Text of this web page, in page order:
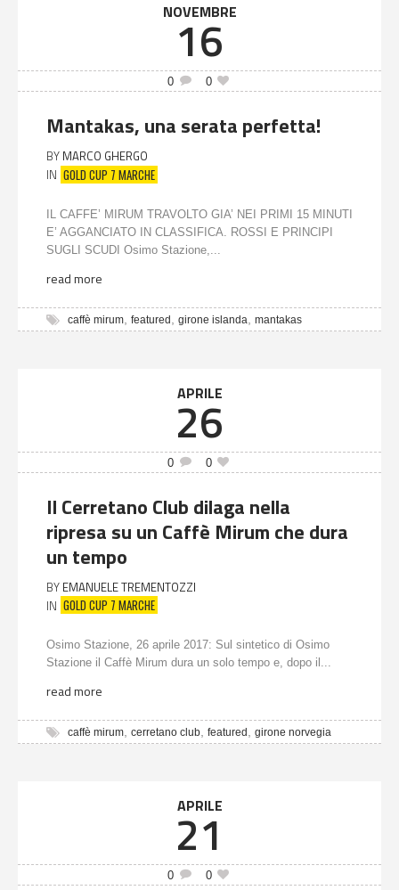
NOVEMBRE
16
0 0
Mantakas, una serata perfetta!
BY MARCO GHERGO
IN GOLD CUP 7 MARCHE
IL CAFFE’ MIRUM TRAVOLTO GIA’ NEI PRIMI 15 MINUTI
E’ AGGANCIATO IN CLASSIFICA. ROSSI E PRINCIPI
SUGLI SCUDI Osimo Stazione,...
read more
caffè mirum featured girone islanda mantakas
APRILE
26
0 0
Il Cerretano Club dilaga nella
ripresa su un Caffè Mirum che dura
un tempo
BY EMANUELE TREMENTOZZI
IN GOLD CUP 7 MARCHE
Osimo Stazione, 26 aprile 2017: Sul sintetico di Osimo
Stazione il Caffè Mirum dura un solo tempo e, dopo il...
read more
caffè mirum cerretano club featured girone norvegia
APRILE
21
0 0